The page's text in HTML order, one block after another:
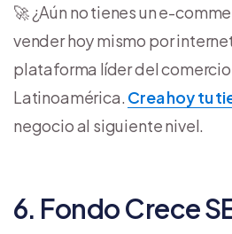
🚀 ¿Aún no tienes un e-
vender hoy mismo por
plataforma líder del
Latinoamérica. Crea hoy tu
negocio al siguiente nivel.
6. Fondo Crece